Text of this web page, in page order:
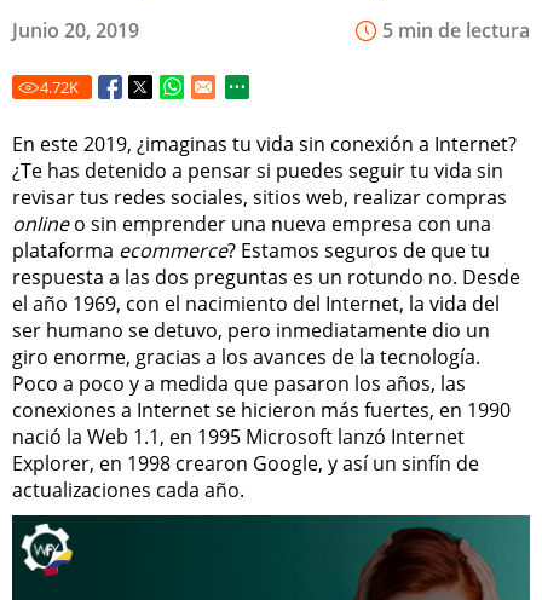
5 min de lectura
Junio 20, 2019
4.72K
En este 2019, ¿imaginas tu vida sin conexión a Internet?
¿Te has detenido a pensar si puedes seguir tu vida sin
revisar tus redes sociales, sitios web, realizar compras
onlineo sin emprender una nueva empresa con una
plataforma ecommerce? Estamos seguros de que tu
respuesta a las dos preguntas es un rotundo no. Desde
el año 1969, con el nacimiento del Internet, la vida del
ser humano se detuvo, pero inmediatamente dio un
giro enorme, gracias a los avances de la tecnología.
Poco a poco y a medida que pasaron los años, las
conexiones a Internet se hicieron más fuertes, en 1990
nació la Web 1.1, en 1995 Microsoft lanzó Internet
Explorer, en 1998 crearon Google, y así un sinfín de
actualizaciones cada año.